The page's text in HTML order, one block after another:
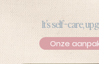
It’s self-care,
Onze